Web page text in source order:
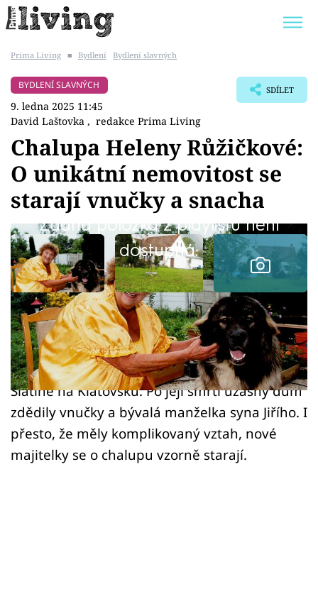
BYDLENÍ SLAVNÝCH
Témata
Bydlení
Zahrada
Design
Sledujte prima+
Přihlášení
Sledujte nás
Prima Living ■ Bydlení Bydlení slavných
BYDLENÍ SLAVNÝCH
9. ledna 2025 11:45
David Laštovka , redakce Prima Living
SDÍLET
Chalupa Heleny Růžičkové:
O unikátní nemovitost se
starají vnučky a snacha
Žádná položka z playlistu není
dostupná.
Legenda českého filmu Helena Růžičková
(†67), od jejíž smrti 4. ledna uplynulo už 21 let,
na sklonku života natrvalo žila na chalupě ve
Slatině na Klatovsku. Po její smrti úžasný dům
zdědily vnučky a bývalá manželka syna Jiřího. I
přesto, že měly komplikovaný vztah, nové
majitelky se o chalupu vzorně starají.